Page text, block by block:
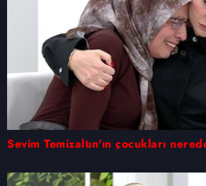
Sevim Temizaltın'ın çocukları